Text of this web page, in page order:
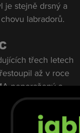
je stejně drsný a
labradorů.
třech letech
až v roce
neporažený a
Fighting
– podle